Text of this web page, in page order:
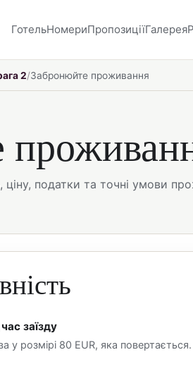
ГотельНомериПропозиціїГалерея
2 Забронюйте проживання
ціну, податки та точні умови
заїзду
у розмірі 80 EUR, яка повертається.